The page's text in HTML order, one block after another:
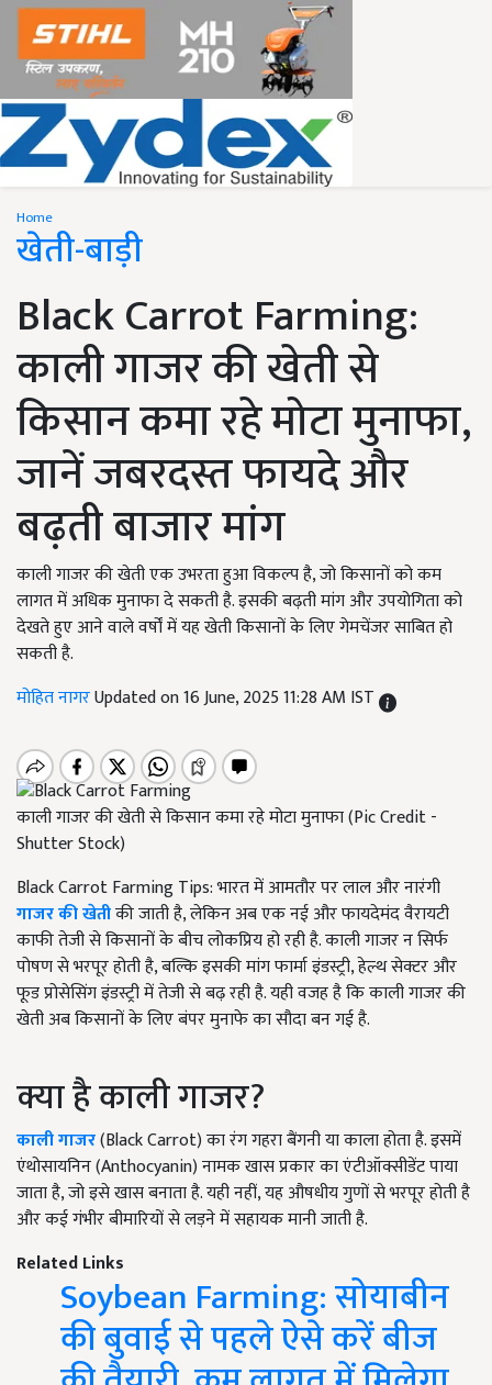
Home
खेती-बाड़ी
Black Carrot Farming:
काली गाजर की खेती से
किसान कमा रहे मोटा मुनाफा,
जानें जबरदस्त फायदे और
बढ़ती बाजार मांग
काली गाजर की खेती एक उभरता हुआ विकल्प है, जो किसानों को कम
लागत में अधिक मुनाफा दे सकती है. इसकी बढ़ती मांग और उपयोगिता को
देखते हुए आने वाले वर्षों में यह खेती किसानों के लिए गेमचेंजर साबित हो
सकती है.
मोहित नागरUpdated on 16 June, 2025 11:28 AM IST
काली गाजर की खेती से किसान कमा रहे मोटा मुनाफा (Pic Credit -
Shutter Stock)
Black Carrot Farming Tips: भारत में आमतौर पर लाल और नारंगी
गाजर की खेतीकी जाती है, लेकिन अब एक नई और फायदेमंद वैरायटी
काफी तेजी से किसानों के बीच लोकप्रिय हो रही है. काली गाजर न सिर्फ
पोषण से भरपूर होती है, बल्कि इसकी मांग फार्मा इंडस्ट्री, हेल्थ सेक्टर और
फूड प्रोसेसिंग इंडस्ट्री में तेजी से बढ़ रही है. यही वजह है कि काली गाजर की
खेती अब किसानों के लिए बंपर मुनाफे का सौदा बन गई है.
क्या है काली गाजर?
काली गाजर(Black Carrot) का रंग गहरा बैंगनी या काला होता है. इसमें
एंथोसायनिन (Anthocyanin) नामक खास प्रकार का एंटीऑक्सीडेंट पाया
जाता है, जो इसे खास बनाता है. यही नहीं, यह औषधीय गुणों से भरपूर होती है
और कई गंभीर बीमारियों से लड़ने में सहायक मानी जाती है.
Related Links
Soybean Farming: सोयाबीन
की बुवाई से पहले ऐसे करें बीज